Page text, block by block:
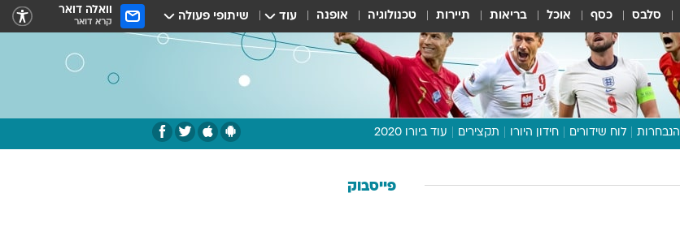
סלבס כסף אוכל בריאות תיירות טכנולוגיה אופנה עוד שיתופי פעולה וואלה דואר
קרא דואר
הנבחרות לוח שידורים חידון היורו תקצירים עוד ביורו 2020
תכנית היורו פייסבוק